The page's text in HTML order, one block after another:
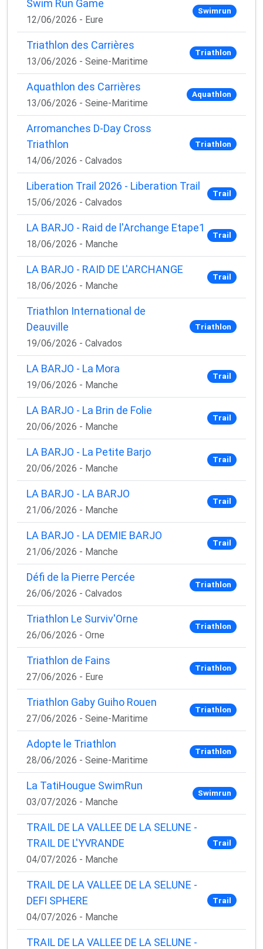
Swim Run Game
12/06/2026 - Eure
Swimrun
Triathlon des Carrières
13/06/2026 - Seine-Maritime
Triathlon
Aquathlon des Carrières
13/06/2026 - Seine-Maritime
Aquathlon
Arromanches D-Day Cross
Triathlon
14/06/2026 - Calvados
Triathlon
Liberation Trail 2026 - Liberation Trail
15/06/2026 - Calvados
Trail
LA BARJO - Raid de l'Archange Etape1
18/06/2026 - Manche
Trail
LA BARJO - RAID DE L'ARCHANGE
18/06/2026 - Manche
Trail
Triathlon International de
Deauville
19/06/2026 - Calvados
Triathlon
LA BARJO - La Mora
19/06/2026 - Manche
Trail
LA BARJO - La Brin de Folie
20/06/2026 - Manche
Trail
LA BARJO - La Petite Barjo
20/06/2026 - Manche
Trail
LA BARJO - LA BARJO
21/06/2026 - Manche
Trail
LA BARJO - LA DEMIE BARJO
21/06/2026 - Manche
Trail
Défi de la Pierre Percée
26/06/2026 - Calvados
Triathlon
Triathlon Le Surviv'Orne
26/06/2026 - Orne
Triathlon
Triathlon de Fains
27/06/2026 - Eure
Triathlon
Triathlon Gaby Guiho Rouen
27/06/2026 - Seine-Maritime
Triathlon
Adopte le Triathlon
28/06/2026 - Seine-Maritime
Triathlon
La TatiHougue SwimRun
03/07/2026 - Manche
Swimrun
TRAIL DE LA VALLEE DE LA SELUNE -
TRAIL DE L'YVRANDE
04/07/2026 - Manche
Trail
TRAIL DE LA VALLEE DE LA SELUNE -
DEFI SPHERE
04/07/2026 - Manche
Trail
TRAIL DE LA VALLEE DE LA SELUNE -